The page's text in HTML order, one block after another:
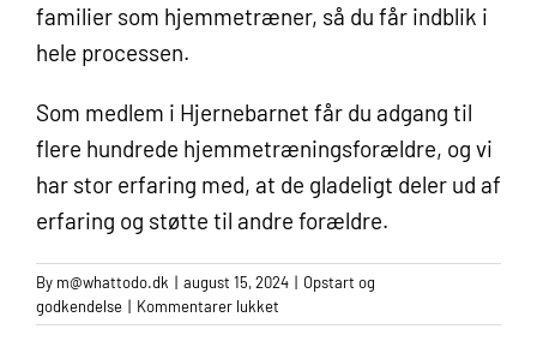
familier som hjemmetræner, så du får indblik i
hele processen.
Som medlem i Hjernebarnet får du adgang til
flere hundrede hjemmetræningsforældre, og vi
har stor erfaring med, at de gladeligt deler ud af
erfaring og støtte til andre forældre.
By m@whattodo.dk | august 15, 2024 | Opstart og
godkendelse | Kommentarer lukket
Hvordan